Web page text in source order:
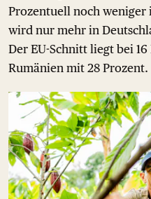
Prozentuell noch
wird nur mehr in
Der EU-Schnitt liegt bei
Rumänien mit 28 Prozent.